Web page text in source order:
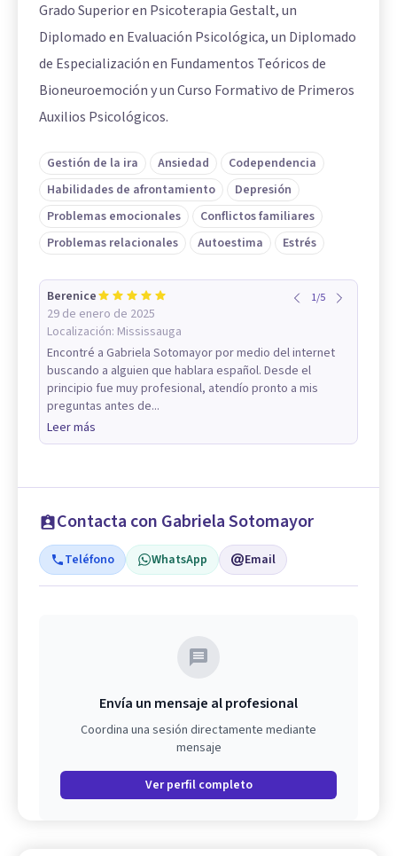
Grado Superior en Psicoterapia Gestalt, un
Diplomado en Evaluación Psicológica, un Diplomado
de Especialización en Fundamentos Teóricos de
Bioneuroemoción y un Curso Formativo de Primeros
Auxilios Psicológicos.
Gestión de la ira Ansiedad
Codependencia
Habilidades de afrontamiento
Depresión
Problemas emocionales
Conflictos familiares
Problemas relacionales
Autoestima Estrés
Berenice
29 de enero de 2025
Localización: Mississauga
1/5
Encontré a Gabriela Sotomayor por medio del internet
buscando a alguien que hablara español. Desde el
principio fue muy profesional, atendío pronto a mis
preguntas antes de...
Leer más
Contacta con Gabriela Sotomayor
Teléfono WhatsApp Email
Envía un mensaje al profesional
Coordina una sesión directamente mediante
mensaje
Ver perfil completo